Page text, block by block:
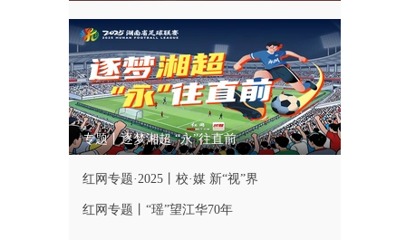
专题丨逐梦湘超 “永”往直前
红网专题·2025丨校·媒 新“视”界
红网专题丨“瑶”望江华70年